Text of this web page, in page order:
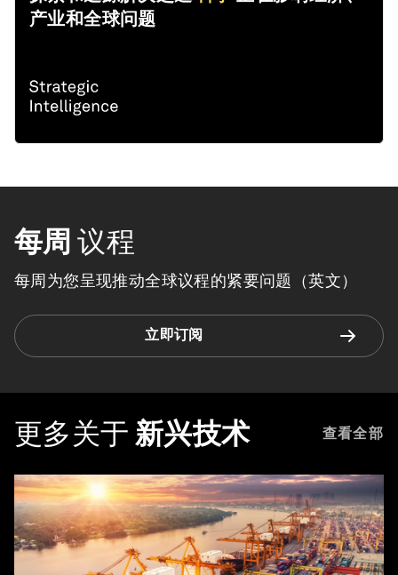
产业和全球问题
每周 议程
每周为您呈现推动全球议程的紧要问题（英文）
立即订阅
更多关于 新兴技术 查看全部